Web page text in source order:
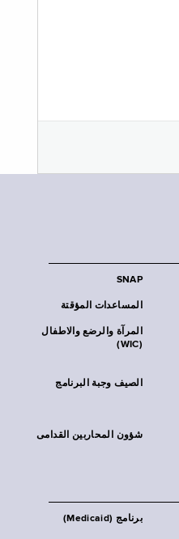
SNAP
المساعدات المؤقتة
المرآة والرضع والاطفال
(WIC)
الصيف وجبة البرنامج
شؤون المحاربين القدامى
برنامج (Medicaid)